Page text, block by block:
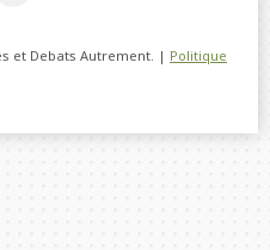
et Debats Autrement. | Politique